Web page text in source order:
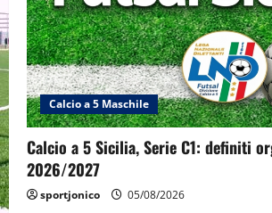
Calcio a 5 Maschile
Calcio a 5 Sicilia, Serie C1: definiti
2026/2027
sportjonico 05/08/2026